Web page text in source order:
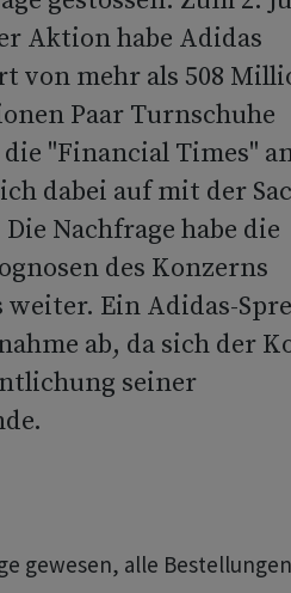
Aktion habe Adidas
von mehr als 508
Paar Turnschuhe
"Financial Times"
dabei auf mit der
Nachfrage habe die
des Konzerns
Ein Adidas-
ab, da sich der
seiner
gewesen, alle